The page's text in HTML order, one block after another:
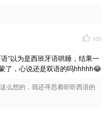
105
”以为是西班牙语哄睡，结果一
了，心说还是双语的吗hhhhh😂
么想的，我还寻思着听听西语的